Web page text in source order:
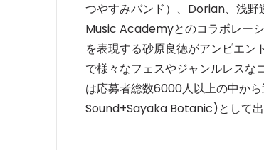
つやすみバンド）、Dorian、浅野
Music Academyとのコラボレー
を表現する砂原良徳がアンビエ
で様々なフェスやジャンルレスな
は応募者総数6000人以上の中か
Sound+Sayaka Botanic)として出